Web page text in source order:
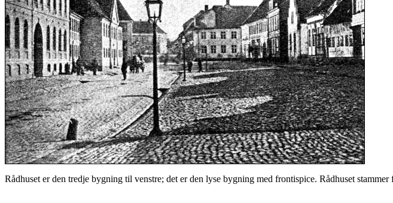
Rådhuset er den tredje bygning til venstre; det er den lyse bygning med frontispice. Rådhuset